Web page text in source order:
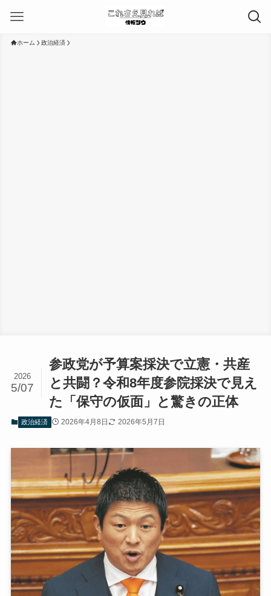
ホーム 政治経済
参政党が予算案採決で立憲・共産
と共闘？令和8年度参院採決で見え
た「保守の仮面」と驚きの正体
2026
5/07
政治経済 2026年4月8日 2026年5月7日